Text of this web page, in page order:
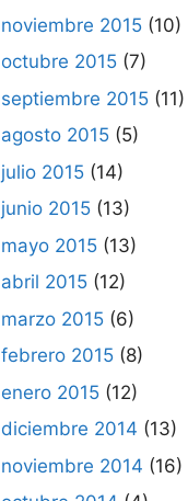
noviembre 2015 (10)
octubre 2015 (7)
septiembre 2015 (11)
agosto 2015 (5)
julio 2015 (14)
junio 2015 (13)
mayo 2015 (13)
abril 2015 (12)
marzo 2015 (6)
febrero 2015 (8)
enero 2015 (12)
diciembre 2014 (13)
noviembre 2014 (16)